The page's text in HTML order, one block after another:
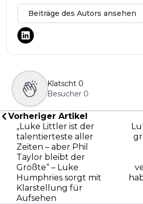
Beiträge des Autors ansehen
Klatscht 0
Besucher 0
Vorheriger Artikel
„Luke Littler ist der
talentierteste aller
Zeiten – aber Phil
Taylor bleibt der
Größte“ – Luke
Humphries sorgt mit
Klarstellung für
Aufsehen